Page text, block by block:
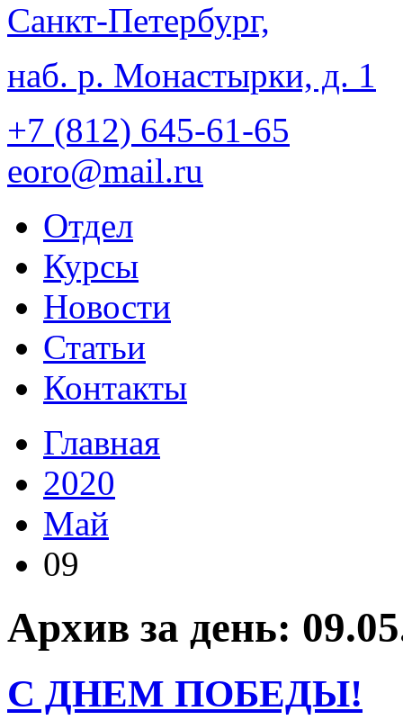
Санкт-Петербург,
наб. р. Монастырки, д. 1
+7 (812) 645-61-65
eoro@mail.ru
Отдел
Курсы
Новости
Статьи
Контакты
Главная
2020
Май
09
Архив за день:
С ДНЕМ ПОБЕДЫ!